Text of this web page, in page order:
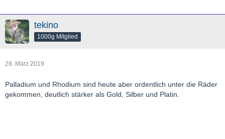
tekino
1000g Mitglied
28. März 2019
Palladium und Rhodium sind heute aber ordentlich unter die Räder
gekommen, deutlich stärker als Gold, Silber und Platin.